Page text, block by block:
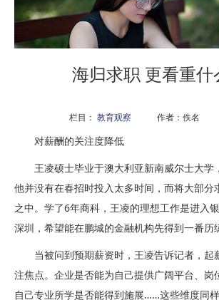
海归求职 更看重什
栏目： 教育观察 作者：佚名
对薪酬的关注度降低
王凌硕士毕业于澳大利亚新南威尔士大学
他并没有在春招时投入太多时间，而将大部分
之中。学了6年商科，王凌的理想工作是进入
深圳，希望能在鹏城的金融机构先得到一番历
当被问到预期薪资时，王凌告诉记者，起
注焦点。企业是否能为自己提供广阔平台、岗
自己专业所学是否能得到施展……这些维度同